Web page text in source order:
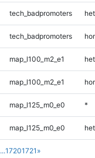
...17201721 »
tech_badpromoters
tech_badpromoters
map_l100_m2_e1
map_l100_m2_e1
map_l125_m0_e0 *
map_l125_m0_e0 het